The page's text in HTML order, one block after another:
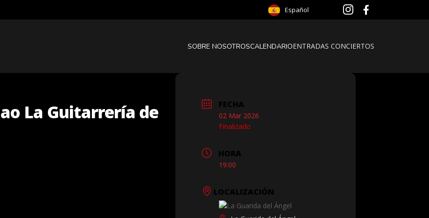
Español
SOBRE NOSOTROSCALENDARIOENTRADAS CONCIERTOS
La Guitarrería de
FECHA
02 Mar 2026
Finalizado
HORA
19:00
LOCALIZACIÓN